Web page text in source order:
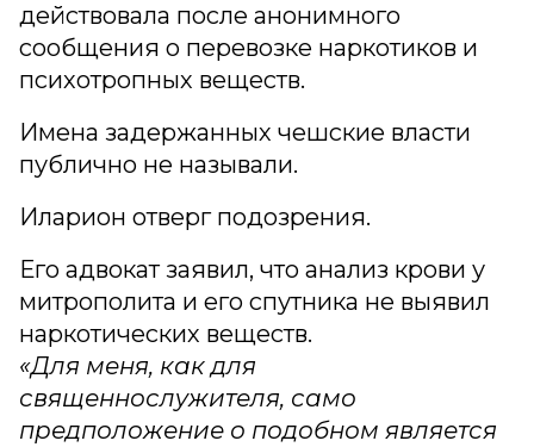
действовала после анонимного
сообщения о перевозке наркотиков и
психотропных веществ.
Имена задержанных чешские власти
публично не называли.
Иларион отверг подозрения.
Его адвокат заявил, что анализ крови у
митрополита и его спутника не выявил
наркотических веществ.
«Для меня, как для
священнослужителя, само
предположение о подобном является